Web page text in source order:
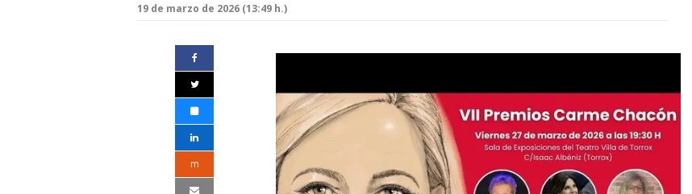
19 de marzo de 2026 (13:49 h.)
m